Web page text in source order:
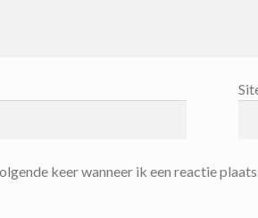
keer wanneer ik een reactie